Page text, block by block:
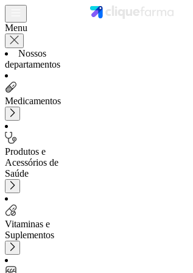
Menu
Nossos
departamentos
Medicamentos
Produtos e
Acessórios de
Saúde
Vitaminas e
Suplementos